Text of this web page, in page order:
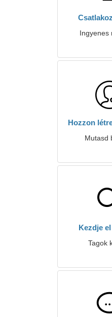
Ingyenes
Hozzon
Mutasd
Kezdje
Tagok